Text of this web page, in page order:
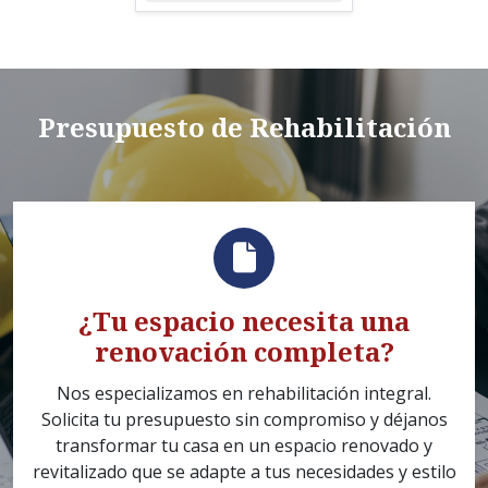
Presupuesto de Rehabilitación
¿Tu espacio necesita una
renovación completa?
Nos especializamos en rehabilitación integral.
Solicita tu presupuesto sin compromiso y déjanos
transformar tu casa en un espacio renovado y
revitalizado que se adapte a tus necesidades y estilo